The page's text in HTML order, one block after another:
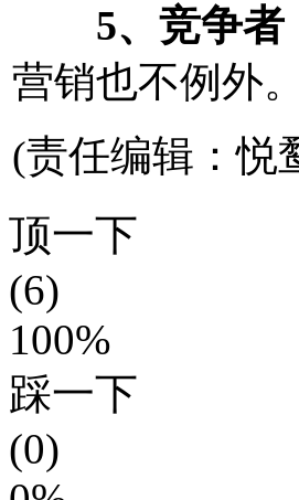
5、竞争者
营销也不例外。
(责任编辑：悦
顶一下
(6)
100%
踩一下
(0)